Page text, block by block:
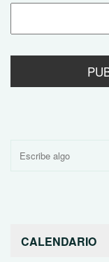
Buscar
CALENDARIO